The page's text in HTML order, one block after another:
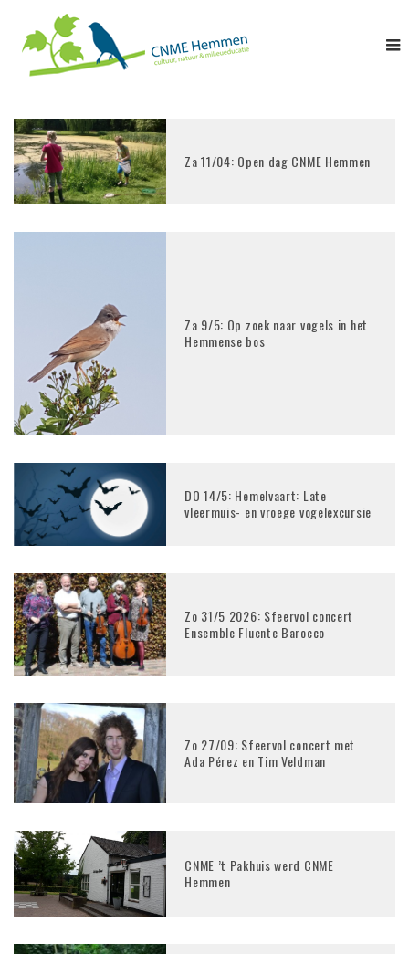
Za 11/04: Open dag CNME Hemmen
Za 9/5: Op zoek naar vogels in het
Hemmense bos
DO 14/5: Hemelvaart: Late
vleermuis- en vroege vogelexcursie
Zo 31/5 2026: Sfeervol concert
Ensemble Fluente Barocco
Zo 27/09: Sfeervol concert met
Ada Pérez en Tim Veldman
CNME ’t Pakhuis werd CNME
Hemmen